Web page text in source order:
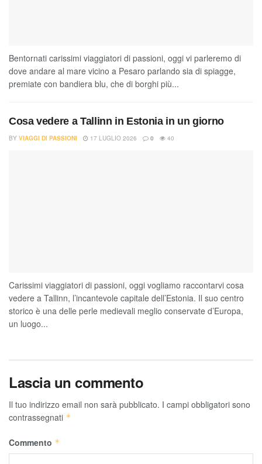
Bentornati carissimi viaggiatori di passioni, oggi vi parleremo di
dove andare al mare vicino a Pesaro parlando sia di spiagge,
premiate con bandiera blu, che di borghi più...
Cosa vedere a Tallinn in Estonia in un giorno
BY VIAGGI DI PASSIONI 17 LUGLIO 2026 0 40
Carissimi viaggiatori di passioni, oggi vogliamo raccontarvi cosa
vedere a Tallinn, l’incantevole capitale dell’Estonia. Il suo centro
storico è una delle perle medievali meglio conservate d’Europa,
un luogo...
Lascia un commento
Il tuo indirizzo email non sarà pubblicato. I campi obbligatori sono
contrassegnati *
Commento *